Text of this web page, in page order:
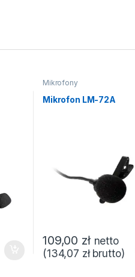
Mikrofony
Mikrofon LM-72A
109,00 zł netto
(134,07 złbrutto)